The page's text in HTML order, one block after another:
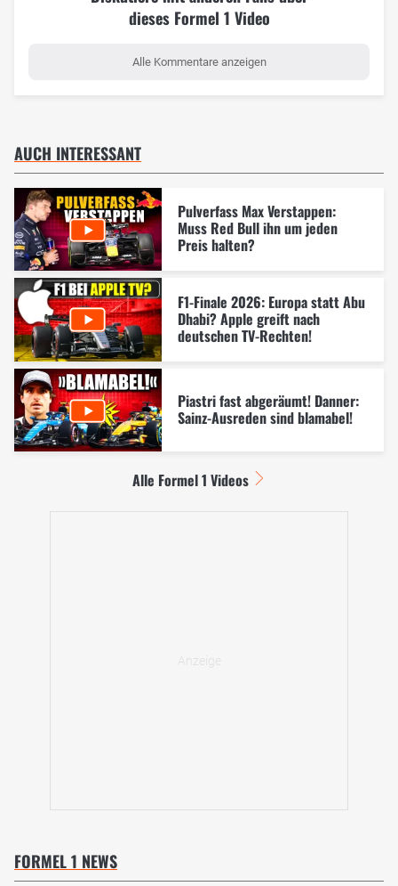
dieses Formel 1 Video
Alle Kommentare anzeigen
AUCH INTERESSANT
Pulverfass Max Verstappen:
Muss Red Bull ihn um jeden
Preis halten?
F1-Finale 2026: Europa statt Abu
Dhabi? Apple greift nach
deutschen TV-Rechten!
Piastri fast abgeräumt! Danner:
Sainz-Ausreden sind blamabel!
Alle Formel 1 Videos
FORMEL 1 NEWS